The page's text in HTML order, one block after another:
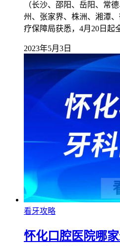
（长沙、邵阳、岳阳、常
州、张家界、株洲、湘潭
疗保障局获悉，4月20日起
2023年5月3日
看牙攻略
怀化口腔医院哪